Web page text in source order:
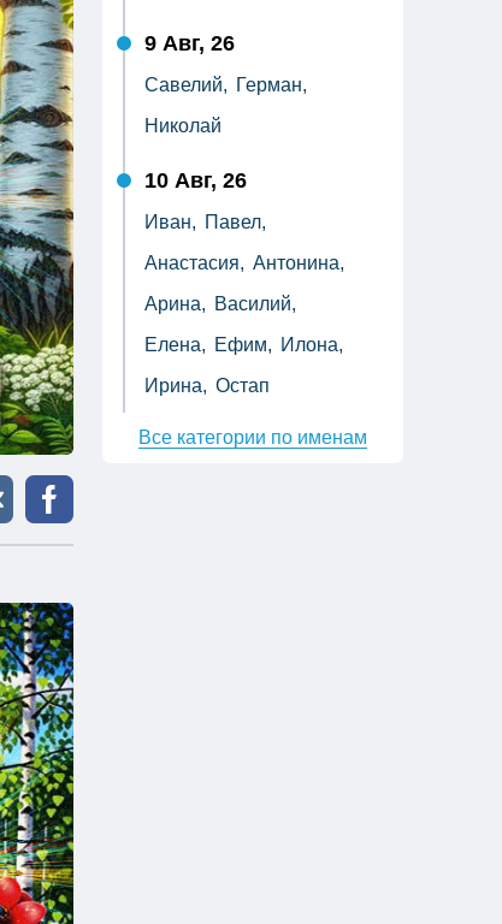
9 Авг, 26
Савелий, Герман,
Николай
10 Авг, 26
Иван, Павел,
Анастасия, Антонина,
Арина, Василий,
Елена, Ефим, Илона,
Ирина, Остап
Все категории по именам